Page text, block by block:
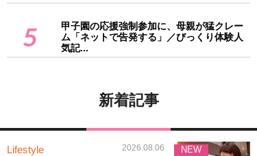
5
甲子園の応援強制参加に、母親が猛クレー
ム「ネットで告発する」／びっくり体験人
気記...
新着記事
Lifestyle 2026.08.06 NEW